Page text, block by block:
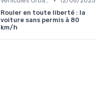
Rouler en toute liberté : la
voiture sans permis à 80
km/h